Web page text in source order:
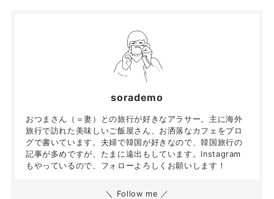
sorademo
おつまさん（＝妻）との旅行が好きなアラサー。主に海外
旅行で訪れた美味しいご飯屋さん、お洒落なカフェをブロ
グで書いています。夫婦で韓国が好きなので、韓国旅行の
記事が多めですが、たまに遠出もしています。Instagram
もやっているので、フォローよろしくお願いします！
＼ Follow me ／